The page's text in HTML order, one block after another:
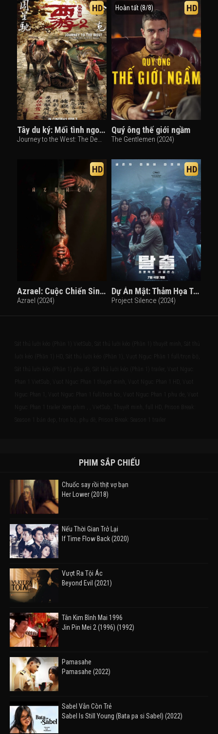
HD
Tây du ký: Mối tình ngoại truyện 2
Journey to the West: The Demons Strike Back (2017)
Hoàn tất (8/8) HD
Quý ông thế giới ngầm
The Gentlemen (2024)
HD
Azrael: Cuộc Chiến Sinh Tồn
Azrael (2024)
HD
Dự Án Mật: Thảm Họa Trên Cầu
Project Silence (2024)
Sát thủ lưỡi kéo (Phần 1) VietSub, Sát thủ lưỡi kéo (Phần 1) thuyết minh, Sát thủ
lưỡi kéo (Phần 1) HD, Sát thủ lưỡi kéo (Phần 1), Vượt Ngục: Phần 1 full/trọn bộ,
Sát thủ lưỡi kéo (Phần 1) phụ đề, Sát thủ lưỡi kéo (Phần 1) trailer, Vuot Nguc:
Phan 1 VietSub, Vuot Nguc: Phan 1 thuyet minh, Vuot Nguc: Phan 1 HD, Vuot
Nguc: Phan 1, Vuot Nguc: Phan 1 full/tron bo, Vuot Nguc: Phan 1 phu de, Vuot
Nguc: Phan 1 trailer Xem phim , , VietSub, Thuyết minh, full HD, Prison Break:
Season 1 bản đẹp, trọn bộ, phụ đề, Prison Break: Season 1 trailer
PHIM SẮP CHIẾU
Chuốc say rồi thịt vợ bạn
Her Lower (2018)
Nếu Thời Gian Trở Lại
If Time Flow Back (2020)
Vượt Ra Tội Ác
Beyond Evil (2021)
Tân Kim Bình Mai 1996
Jin Pin Mei 2 (1996) (1992)
Pamasahe
Pamasahe (2022)
Sabel Vẫn Còn Trẻ
Sabel Is Still Young (Bata pa si Sabel) (2022)